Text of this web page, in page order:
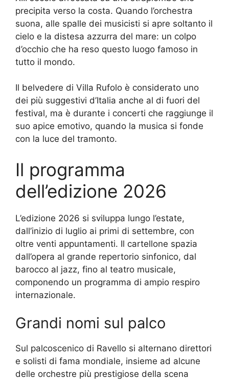
precipita verso la costa. Quando l’orchestra
suona, alle spalle dei musicisti si apre soltanto il
cielo e la distesa azzurra del mare: un colpo
d’occhio che ha reso questo luogo famoso in
tutto il mondo.
Il belvedere di Villa Rufolo è considerato uno
dei più suggestivi d’Italia anche al di fuori del
festival, ma è durante i concerti che raggiunge il
suo apice emotivo, quando la musica si fonde
con la luce del tramonto.
Il programma
dell’edizione 2026
L’edizione 2026 si sviluppa lungo l’estate,
dall’inizio di luglio ai primi di settembre, con
oltre venti appuntamenti. Il cartellone spazia
dall’opera al grande repertorio sinfonico, dal
barocco al jazz, fino al teatro musicale,
componendo un programma di ampio respiro
internazionale.
Grandi nomi sul palco
Sul palcoscenico di Ravello si alternano direttori
e solisti di fama mondiale, insieme ad alcune
delle orchestre più prestigiose della scena